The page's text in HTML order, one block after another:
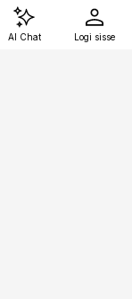
AI Chat Logi sisse